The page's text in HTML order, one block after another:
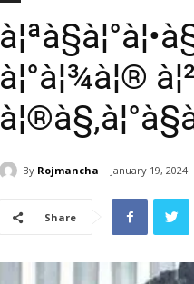
à¦°à¦¾à¦®
By Rojmancha January 19, 2024
Share